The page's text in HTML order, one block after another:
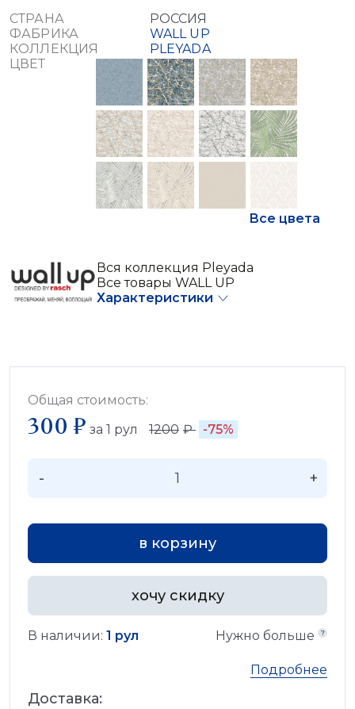
СТРАНА
РОССИЯ
ФАБРИКА
WALL UP
КОЛЛЕКЦИЯ
PLEYADA
ЦВЕТ
Все цвета
Вся коллекция Pleyada
Все товары WALL UP
Характеристики
Общая стоимость:
300 ₽ за 1 рул 1200 ₽ -75%
- +
в корзину
хочу скидку
В наличии: 1 рул Нужно больше
Подробнее
Доставка: